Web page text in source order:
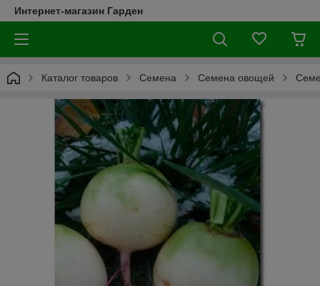
Интернет-магазин Гарден
Каталог товаров Семена Семена овощей